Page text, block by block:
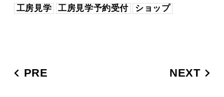
工房見学 工房見学予約受付 ショップ
PRE NEXT